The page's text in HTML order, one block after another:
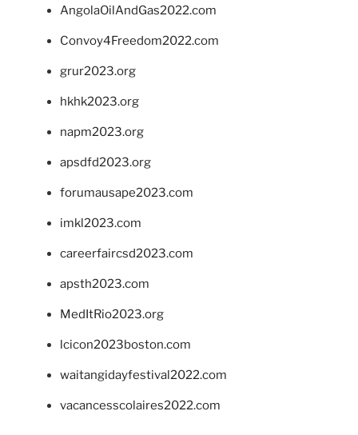
AngolaOilAndGas2022.com
Convoy4Freedom2022.com
grur2023.org
hkhk2023.org
napm2023.org
apsdfd2023.org
forumausape2023.com
imkl2023.com
careerfaircsd2023.com
apsth2023.com
MedItRio2023.org
lcicon2023boston.com
waitangidayfestival2022.com
vacancesscolaires2022.com